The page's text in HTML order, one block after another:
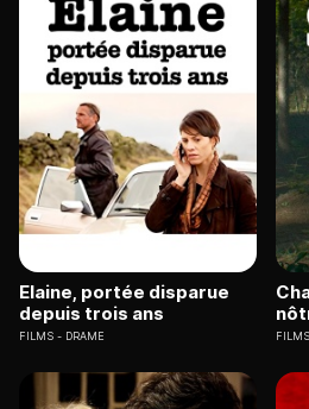
Elaine, portée disparue
depuis trois ans
FILMS DRAME FILMS